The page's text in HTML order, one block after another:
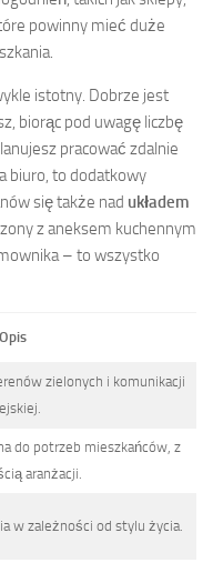
powinny mieć duże
istotny. Dobrze jest
biorąc pod uwagę liczbę
pracować zdalnie
biuro, to dodatkowy
się także nad układem
z aneksem kuchennym
– to wszystko
Opis
zielonych i komunikacji
do potrzeb mieszkańców, z
aranżacji.
w zależności od stylu życia.